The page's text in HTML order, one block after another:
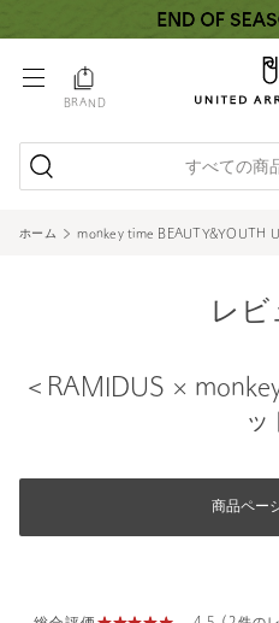
BRAND
すべての商
ホーム monkey time BEAUTY&YOUTH
レビ
＜RAMIDUS ×
ッ
商品ペー